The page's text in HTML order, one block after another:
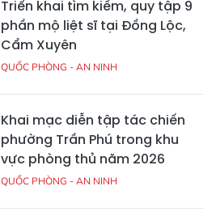
Triển khai tìm kiếm, quy tập 9
phần mộ liệt sĩ tại Đồng Lộc,
Cẩm Xuyên
QUỐC PHÒNG - AN NINH
Khai mạc diễn tập tác chiến
phường Trần Phú trong khu
vực phòng thủ năm 2026
QUỐC PHÒNG - AN NINH